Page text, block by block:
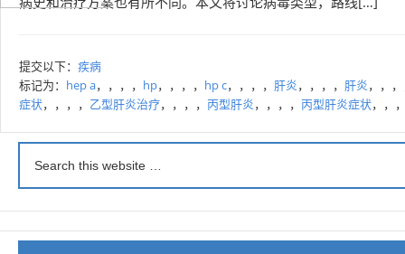
提交以下： 疾病
标记为： hep a，，，， hp，，，， hp c，，，， 肝炎，，，， 肝炎，，
症状，，，， 乙型肝炎治疗，，，， 丙型肝炎，，，， 丙型肝炎症状，，